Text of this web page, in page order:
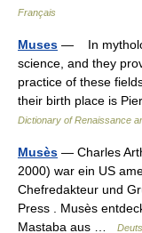
Français
Muses — In
science, and they
practice of these
their birth place is
Dictionary of Renaissance
Musès — Charles
2000) war ein US
Chefredakteur und
Press . Musès
Mastaba aus …